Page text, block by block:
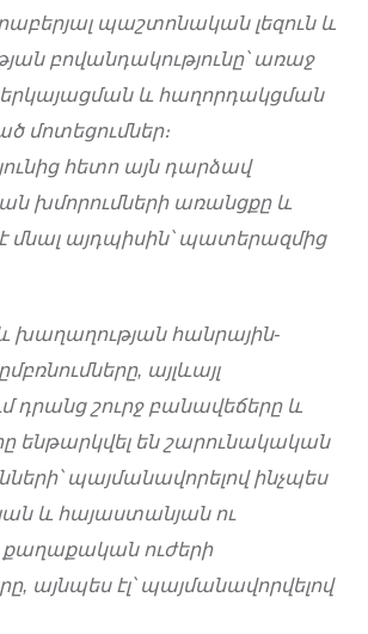
պաշտոնական լեզուն և
բովանդակությունը՝ առաջ
և հաղորդակցման
մոտեցումներ։
հետո այն դարձավ
խմորումների առանցքը և
մնալ այդպիսին՝ պատերազմից
խաղաղության հանրային-
այլևայլ
դրանց շուրջ բանավեճերը և
ենթարկվել են շարունակական
պայմանավորելով ինչպես
և հայաստանյան ու
ուժերի
այնպես էլ՝ պայմանավորվելով